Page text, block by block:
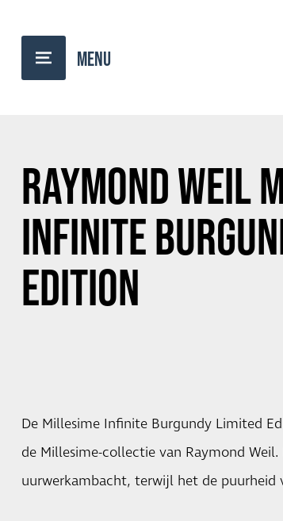
RAYMOND WEIL
INFINITE
EDITION
De Millesime Infinite Burgundy Limited
de Millesime-collectie van Raymond
uurwerkambacht, terwijl het de puurheid